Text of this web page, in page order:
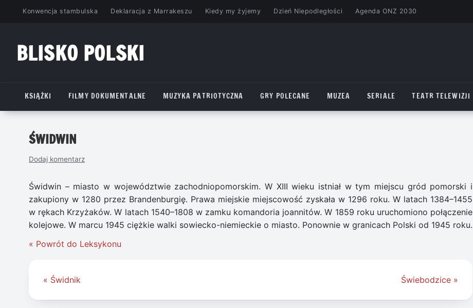
PrzejdźKonwencja stambulska Deklaracja z Marrakeszu Kiedy my żyjemy Dzień Niepodległości Agenda ONZ 2030
BLISKO POLSKI
KSIĄŻKI
FILMY DOKUMENTALNE MUZYKA PATRIOTYCZNA GRY POLECANE MUZEA SERIALE TEATR TELEWIZJI
ŚWIDWIN
Dodaj komentarz
Świdwin – miasto w województwie zachodniopomorskim. W XIII wieku istniał w tym miejscu gród pomorski i
zakupiony w 1280 przez Brandenburgię. Prawa miejskie miejscowość zyskała w 1296 roku. W latach 1384–1455
w rękach Krzyżaków. W latach 1540–1808 w zamku komandoria joannitów. W 1859 roku uruchomiono połączenie
kolejowe. W marcu 1945 ciężkie walki sowiecko-niemieckie o miasto. Ponownie w granicach Polski od 1945 roku.
« Powrót do Leksykonu
Nawigacja
« Świdnik Świebodzice »